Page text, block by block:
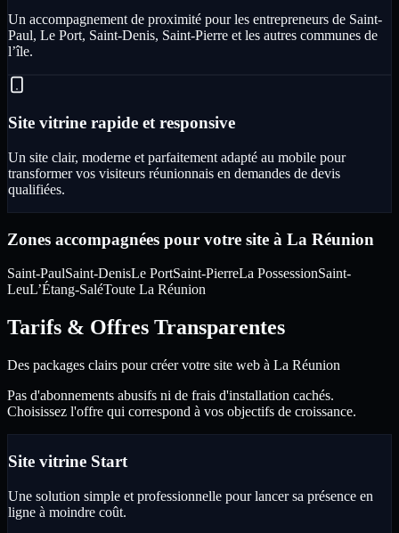
Un accompagnement de proximité pour les entrepreneurs de Saint-
Paul, Le Port, Saint-Denis, Saint-Pierre et les autres communes de
l’île.
Site vitrine rapide et responsive
Un site clair, moderne et parfaitement adapté au mobile pour
transformer vos visiteurs réunionnais en demandes de devis
qualifiées.
Zones accompagnées pour votre site à La Réunion
Saint-PaulSaint-DenisLe PortSaint-PierreLa PossessionSaint-
LeuL’Étang-SaléToute La Réunion
Tarifs & Offres Transparentes
Des packages clairs pour créer votre site web à La Réunion
Pas d'abonnements abusifs ni de frais d'installation cachés.
Choisissez l'offre qui correspond à vos objectifs de croissance.
Site vitrine Start
Une solution simple et professionnelle pour lancer sa présence en
ligne à moindre coût.